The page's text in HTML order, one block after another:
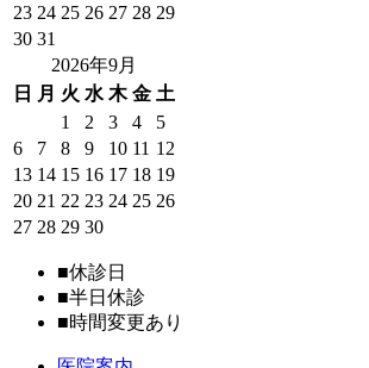
23 24 25 26 27 28 29
30 31
2026年9月
日
月 火 水 木 金 土
1
2 3 4
5
6
7 8 9 10 11 12
13 14 15 16 17 18 19
20 21 22 23 24 25 26
27 28 29 30
■休診日
■半日休診
■時間変更あり